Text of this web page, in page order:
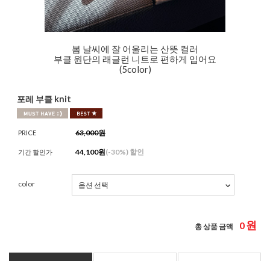
봄 날씨에 잘 어울리는 산뜻 컬러
부클 원단의 래글런 니트로 편하게 입어요
(5color)
포레 부클 knit
PRICE 63,000원
기간 할인가 44,100원(-30%) 할인
color
총 상품 금액 0원